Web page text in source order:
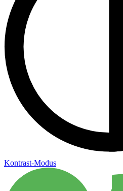
Kontrast-Modus